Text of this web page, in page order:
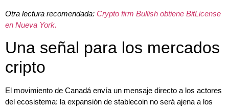
Otra lectura recomendada: Crypto firm Bullish obtiene BitLicense
en Nueva York.
Una señal para los mercados
cripto
El movimiento de Canadá envía un mensaje directo a los actores
del ecosistema: la expansión de stablecoin no será ajena a los